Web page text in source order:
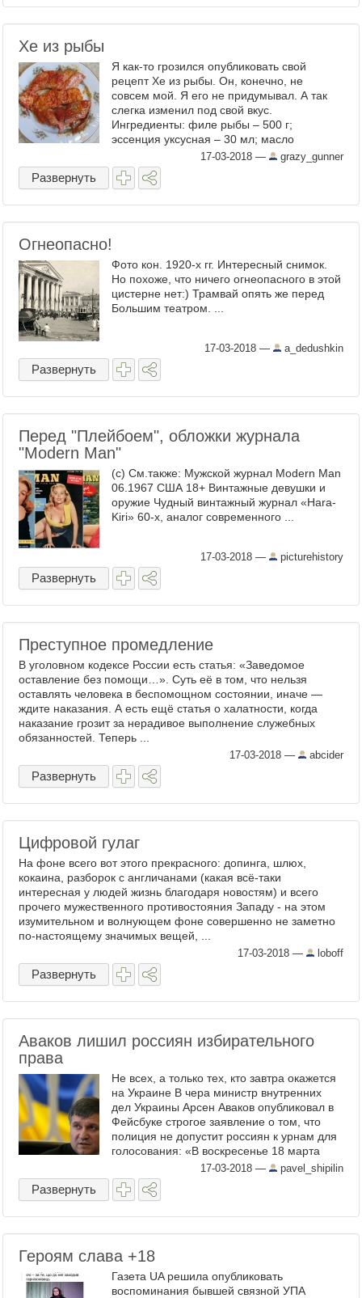
Хе из рыбы
Я как-то грозился опубликовать свой
рецепт Хе из рыбы. Он, конечно, не
совсем мой. Я его не придумывал. А так
слегка изменил под свой вкус.
Ингредиенты: филе рыбы – 500 г;
эссенция уксусная – 30 мл; масло
растительное – 5 столовых ложек;
репчатый лук – 2 штуки; паприка – 1 ...
17-03-2018 — grazy_gunner
Развернуть
Огнеопасно!
Фото кон. 1920-х гг. Интересный снимок.
Но похоже, что ничего огнеопасного в этой
цистерне нет:) Трамвай опять же перед
Большим театром. ...
17-03-2018 — a_dedushkin
Развернуть
Перед "Плейбоем", обложки журнала
"Modern Man"
(с) См.также: Мужской журнал Modern Man
06.1967 США 18+ Винтажные девушки и
оружие Чудный винтажный журнал «Hara-
Kiri» 60-х, аналог современного ...
17-03-2018 — picturehistory
Развернуть
Преступное промедление
В уголовном кодексе России есть статья: «Заведомое
оставление без помощи…». Суть её в том, что нельзя
оставлять человека в беспомощном состоянии, иначе —
ждите наказания. А есть ещё статья о халатности, когда
наказание грозит за нерадивое выполнение служебных
обязанностей. Теперь ...
17-03-2018 — abcider
Развернуть
Цифровой гулаг
На фоне всего вот этого прекрасного: допинга, шлюх,
кокаина, разборок с англичанами (какая всё-таки
интересная у людей жизнь благодаря новостям) и всего
прочего мужественного противостояния Западу - на этом
изумительном и волнующем фоне совершенно не заметно
по-настоящему значимых вещей, ...
17-03-2018 — loboff
Развернуть
Аваков лишил россиян избирательного
права
Не всех, а только тех, кто завтра окажется
на Украине В чера министр внутренних
дел Украины Арсен Аваков опубликовал в
Фейсбуке строгое заявление о том, что
полиция не допустит россиян к урнам для
голосования: «В воскресенье 18 марта
2018 года режим охраны дипломатических
...
17-03-2018 — pavel_shipilin
Развернуть
Героям слава +18
Газета UA решила опубликовать
воспоминания бывшей связной УПА